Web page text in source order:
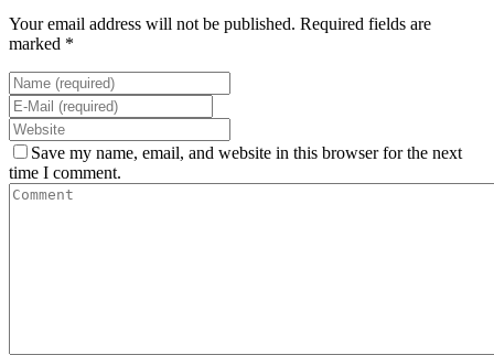
Your email address will not be published. Required fields are
marked *
Save my name, email, and website in this browser for the next
time I comment.